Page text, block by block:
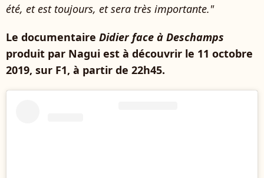
été, et est toujours, et sera très importante."
Le documentaire Didier face à Deschamps
produit par Nagui est à découvrir le 11 octobre
2019, sur F1, à partir de 22h45.